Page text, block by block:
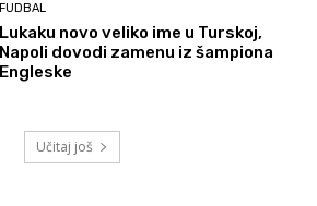
FUDBAL
Lukaku novo veliko ime u Turskoj,
Napoli dovodi zamenu iz šampiona
Engleske
Učitaj još